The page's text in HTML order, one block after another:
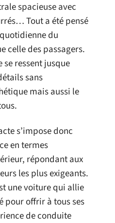
spacieuse avec
Tout a été pensé
du
celle des passagers.
ressent jusque
sans
mais aussi le
s’impose donc
en termes
répondant aux
les plus exigeants.
une voiture qui allie
pour offrir à tous ses
de conduite